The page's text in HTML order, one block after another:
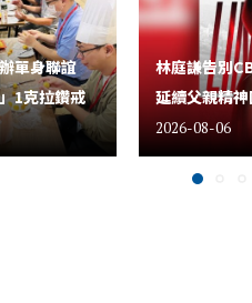
辦單身聯誼
1克拉鑽戒
林庭謙告別
延續父親精
2026-08-06